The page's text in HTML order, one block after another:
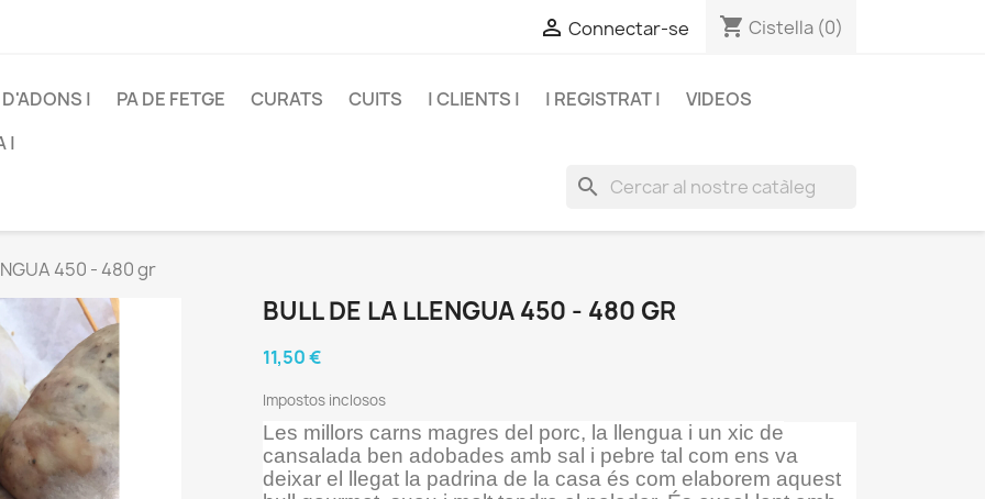
 Connectar-se shopping_cart Cistella (0)
| PA DE FETGE CURATS CUITS | CLIENTS | | REGISTRAT |
VIDEOS
|
search
450 - 480 gr
BULL DE LA LLENGUA 450 - 480 GR
11,50 €
Impostos inclosos
Les millors carns magres del porc, la llengua i un xic de
cansalada ben adobades amb sal i pebre tal com ens va
deixar el llegat la padrina de la casa és com elaborem aquest